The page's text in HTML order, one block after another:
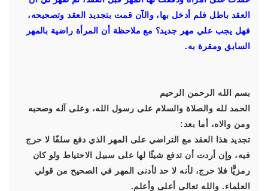
العقد باطل فلم أدخل بها، والآن قمت بتجديد العقد وتصحيحه،
فهل يجب علي مهر جديد؟ مع ملاحظة أن المرأة راضية بالمهر
السابق ومقرة به.
بسم الله الرحمن الرحيم
الحمد لله والصلاة والسلام على رسول الله، وعلى آله وصحبه
ومن والاه، أما بعد:
تجديد هذا العقد مع التراضي على المهر الذي دفع سلفًا لا حرج
فيه، وإن أردت أن تدفع شيئًا لها على سبيل الاحتياط ولو كان
رمزيًّا فلا حرج، لأنه لا حد لأدنى المهر في الصحيح من قولي
العلماء. والله تعالى أعلى وأعلم.